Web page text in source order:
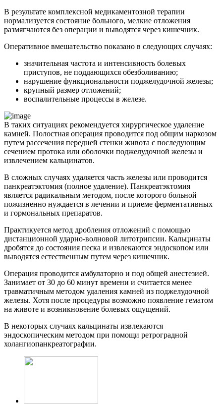
В результате комплексной медикаментозной терапии
нормализуется состояние больного, мелкие отложения
размягчаются без операции и выводятся через кишечник.
Оперативное вмешательство показано в следующих случаях:
значительная частота и интенсивность болевых
приступов, не поддающихся обезболиванию;
нарушение функциональности поджелудочной железы;
крупный размер отложений;
воспалительные процессы в железе.
В таких ситуациях рекомендуется хирургическое удаление
камней. Полостная операция проводится под общим наркозом
путем рассечения передней стенки живота с последующим
сечением протока или оболочки поджелудочной железы и
извлечением кальцинатов.
В сложных случаях удаляется часть железы или проводится
панкреатэктомия (полное удаление). Панкреатэктомия
является радикальным методом, после которого больной
пожизненно нуждается в лечении и приеме ферментативных
и гормональных препаратов.
Практикуется метод дробления отложений с помощью
дистанционной ударно-волновой литотрипсии. Кальцинаты
дробятся до состояния песка и извлекаются эндоскопом или
выводятся естественным путем через кишечник.
Операция проводится амбулаторно и под общей анестезией.
Занимает от 30 до 60 минут времени и считается менее
травматичным методом удаления камней из поджелудочной
железы. Хотя после процедуры возможно появление гематом
на животе и возникновение болевых ощущений.
В некоторых случаях кальцинаты извлекаются
эндоскопическим методом при помощи ретроградной
холангиопанкреатографии.